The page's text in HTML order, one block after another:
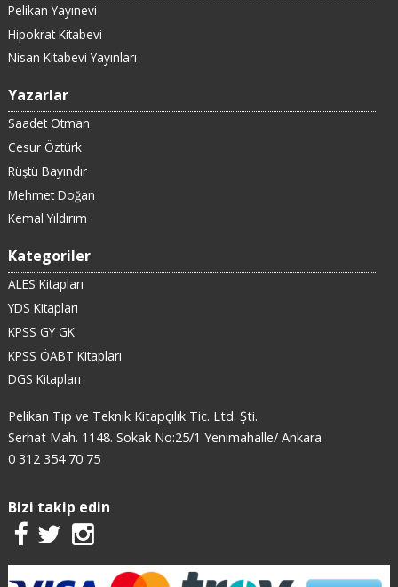
Pelikan Yayınevi
Hipokrat Kitabevi
Nisan Kitabevi Yayınları
Yazarlar
Saadet Otman
Cesur Öztürk
Rüştü Bayındır
Mehmet Doğan
Kemal Yıldırım
Kategoriler
ALES Kitapları
YDS Kitapları
KPSS GY GK
KPSS ÖABT Kitapları
DGS Kitapları
Pelikan Tıp ve Teknik Kitapçılık Tic. Ltd. Şti.
Serhat Mah. 1148. Sokak No:25/1 Yenimahalle/ Ankara
0 312 354 70 75
Bizi takip edin